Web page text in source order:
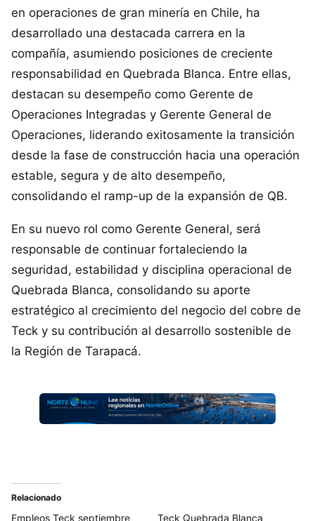
en operaciones de gran minería en Chile, ha
desarrollado una destacada carrera en la
compañía, asumiendo posiciones de creciente
responsabilidad en Quebrada Blanca. Entre ellas,
destacan su desempeño como Gerente de
Operaciones Integradas y Gerente General de
Operaciones, liderando exitosamente la transición
desde la fase de construcción hacia una operación
estable, segura y de alto desempeño,
consolidando el ramp-up de la expansión de QB.
En su nuevo rol como Gerente General, será
responsable de continuar fortaleciendo la
seguridad, estabilidad y disciplina operacional de
Quebrada Blanca, consolidando su aporte
estratégico al crecimiento del negocio del cobre de
Teck y su contribución al desarrollo sostenible de
la Región de Tarapacá.
Relacionado
Empleos Teck septiembre Teck Quebrada Blanca